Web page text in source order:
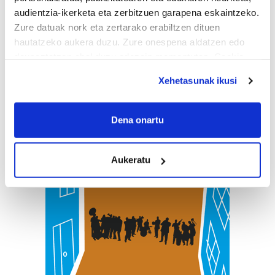
audientzia-ikerketa eta zerbitzuen garapena eskaintzeko.
Zure datuak nork eta zertarako erabiltzen dituen
hautatzeko aukera duzu. Zure onespena aldatzen edo
If you allow, we would also like to:
Collect information about your geographical
Identify your device by actively scanning it for
specific characteristics (fingerprinting)
Find out more about how your personal data is processed
and set your preferences in the
details section.
Guk eta gure bazkideek zure datu pertsonalak
prozesatzen ditugu, zure IP zenbakia, besteak beste,
teknologia erabiliz, cookieak adibidez, iragarki eta eduki
Xehetasunak ikusi
Dena onartu
Aukeratu